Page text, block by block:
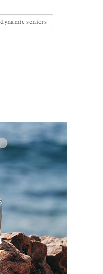
dynamic seniors